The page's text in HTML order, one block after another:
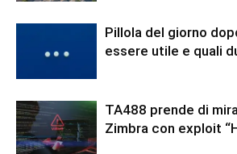
Pillola del giorno
essere utile e quali
TA488 prende di
Zimbra con exploit